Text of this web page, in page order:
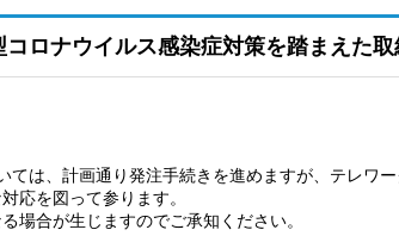
ロナウイルス感染症対策を踏まえた取
ては、計画通り発注手続きを進めますが、テレワ
応を図って参ります。
場合が生じますのでご承知ください。